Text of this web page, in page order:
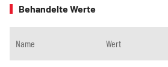
Behandelte Werte
Name Wert